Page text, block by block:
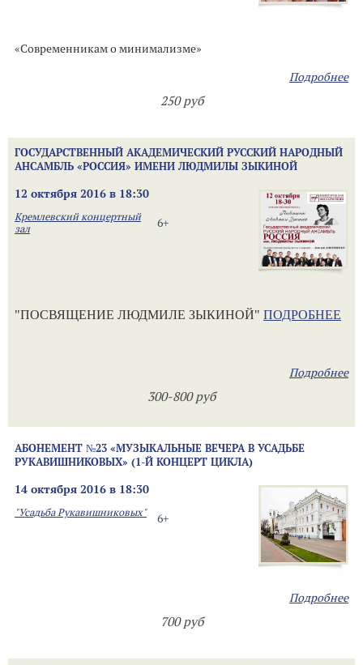
«Современникам о минимализме»
Подробнее
250 руб
ГОСУДАРСТВЕННЫЙ АКАДЕМИЧЕСКИЙ РУССКИЙ НАРОДНЫЙ
АНСАМБЛЬ «РОССИЯ» ИМЕНИ ЛЮДМИЛЫ ЗЫКИНОЙ
12 октября 2016 в 18:30
6+
Кремлевский концертный
зал
"ПОСВЯЩЕНИЕ ЛЮДМИЛЕ ЗЫКИНОЙ" ПОДРОБНЕЕ
Подробнее
300-800 руб
АБОНЕМЕНТ №23 «МУЗЫКАЛЬНЫЕ ВЕЧЕРА В УСАДЬБЕ
РУКАВИШНИКОВЫХ» (1-Й КОНЦЕРТ ЦИКЛА)
14 октября 2016 в 18:30
6+
"Усадьба Рукавишниковых"
Подробнее
700 руб